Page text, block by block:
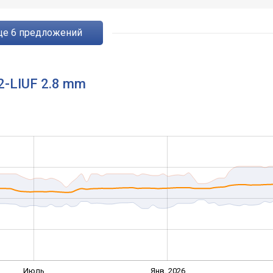
6 предложений
LIUF 2.8 mm
Июль Янв. 2026